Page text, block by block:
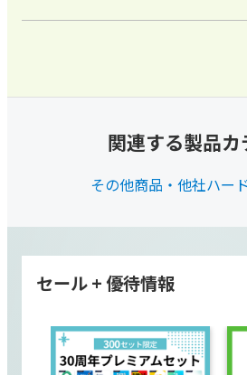
関連する製品カ
その他商品・他社ハー
セール + 優待情報